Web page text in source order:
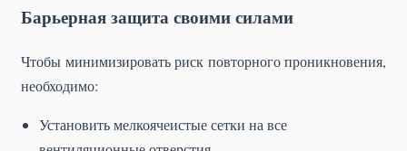
Барьерная защита своими силами
Чтобы минимизировать риск повторного проникновения,
необходимо:
Установить мелкоячеистые сетки на все